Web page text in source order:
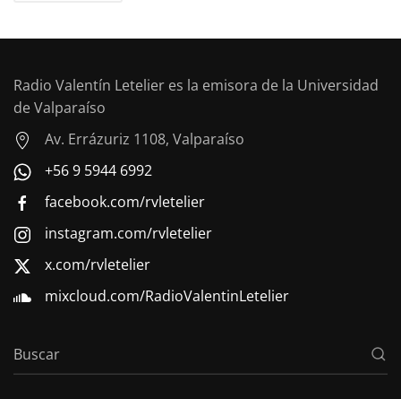
Radio Valentín Letelier es la emisora de la Universidad
de Valparaíso
Av. Errázuriz 1108, Valparaíso
+56 9 5944 6992
facebook.com/rvletelier
instagram.com/rvletelier
x.com/rvletelier
mixcloud.com/RadioValentinLetelier